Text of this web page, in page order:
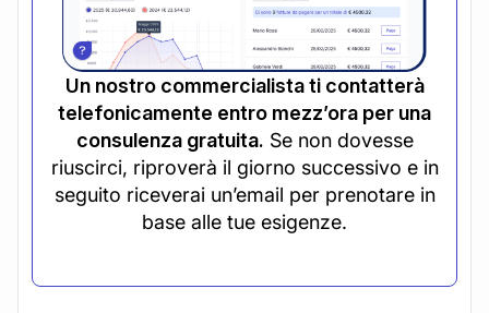
Un nostro commercialista ti contatterà
telefonicamente entro mezz’ora per una
consulenza gratuita. Se non dovesse
riuscirci, riproverà il giorno successivo e in
seguito riceverai un’email per prenotare in
base alle tue esigenze.